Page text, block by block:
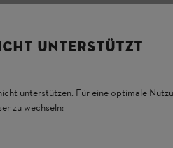
byste potvrzovací e‑mail
UNTERSTÜTZT
unterstützen. Für eine optimale
zu wechseln: